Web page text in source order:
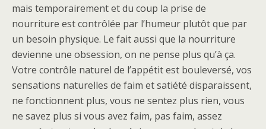
mais temporairement et du coup la prise de
nourriture est contrôlée par l’humeur plutôt que par
un besoin physique. Le fait aussi que la nourriture
devienne une obsession, on ne pense plus qu’à ça.
Votre contrôle naturel de l’appétit est bouleversé, vos
sensations naturelles de faim et satiété disparaissent,
ne fonctionnent plus, vous ne sentez plus rien, vous
ne savez plus si vous avez faim, pas faim, assez